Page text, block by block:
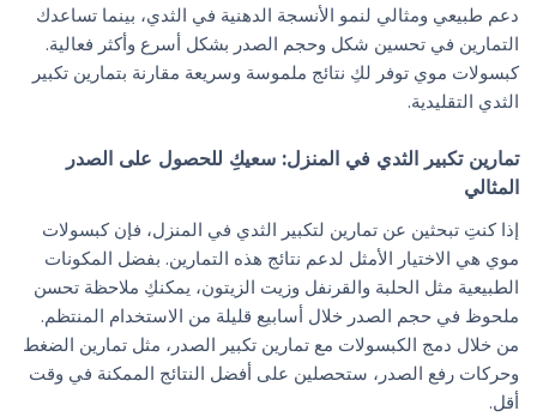
دعم طبيعي ومثالي لنمو الأنسجة الدهنية في الثدي، بينما تساعدك
التمارين في تحسين شكل وحجم الصدر بشكل أسرع وأكثر فعالية.
كبسولات موي توفر لكِ نتائج ملموسة وسريعة مقارنة بتمارين تكبير
الثدي التقليدية.
تمارين تكبير الثدي في المنزل: سعيكِ للحصول على الصدر
المثالي
إذا كنتِ تبحثين عن تمارين لتكبير الثدي في المنزل، فإن كبسولات
موي هي الاختيار الأمثل لدعم نتائج هذه التمارين. بفضل المكونات
الطبيعية مثل الحلبة والقرنفل وزيت الزيتون، يمكنكِ ملاحظة تحسن
ملحوظ في حجم الصدر خلال أسابيع قليلة من الاستخدام المنتظم.
من خلال دمج الكبسولات مع تمارين تكبير الصدر، مثل تمارين الضغط
وحركات رفع الصدر، ستحصلين على أفضل النتائج الممكنة في وقت
أقل.